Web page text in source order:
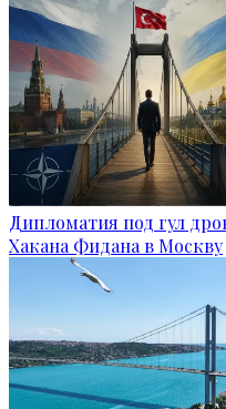
Дипломатия под гул
Хакана Фидана в Москву